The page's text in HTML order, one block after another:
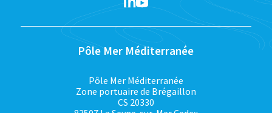
Pôle Mer Méditerranée
Pôle Mer Méditerranée
Zone portuaire de Brégaillon
CS 20330